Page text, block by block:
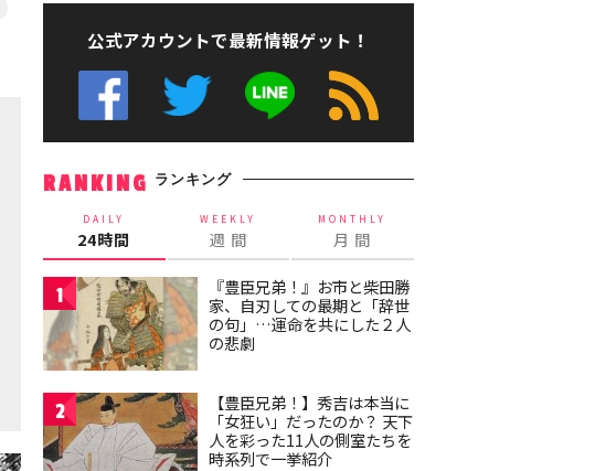
公式アカウントで最新情報ゲット！
RANKING ランキング
DAILY
24時間
WEEKLY
週 間
MONTHLY
月 間
1
『豊臣兄弟！』お市と柴田勝
家、自刃しての最期と「辞世
の句」…運命を共にした２人
の悲劇
2
【豊臣兄弟！】秀吉は本当に
「女狂い」だったのか？ 天下
人を彩った11人の側室たちを
時系列で一挙紹介